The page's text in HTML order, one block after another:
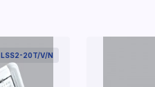
LSS2-20T/V/N